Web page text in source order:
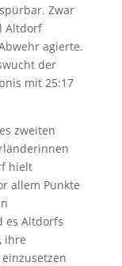
Zwar
Altdorf
agierte.
der
mit 25:17
zweiten
hielt
allem Punkte
es Altdorfs
ihre